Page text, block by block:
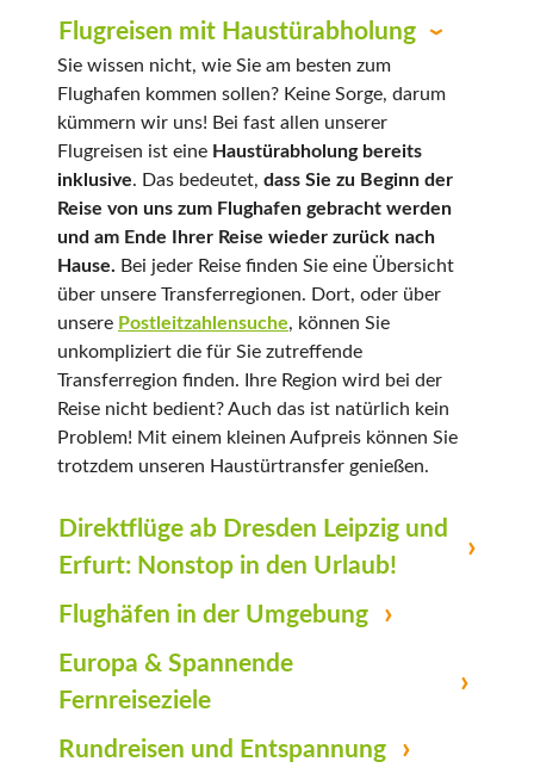
Flugreisen mit Haustürabholung
Sie wissen nicht, wie Sie am besten zum
Flughafen kommen sollen? Keine Sorge, darum
kümmern wir uns! Bei fast allen unserer
Flugreisen ist eine Haustürabholung bereits
inklusive. Das bedeutet, dass Sie zu Beginn der
Reise von uns zum Flughafen gebracht werden
und am Ende Ihrer Reise wieder zurück nach
Hause. Bei jeder Reise finden Sie eine Übersicht
über unsere Transferregionen. Dort, oder über
unsere Postleitzahlensuche, können Sie
unkompliziert die für Sie zutreffende
Transferregion finden. Ihre Region wird bei der
Reise nicht bedient? Auch das ist natürlich kein
Problem! Mit einem kleinen Aufpreis können Sie
trotzdem unseren Haustürtransfer genießen.
Direktflüge ab Dresden Leipzig und
Erfurt: Nonstop in den Urlaub!
Flughäfen in der Umgebung
Europa & Spannende
Fernreiseziele
Rundreisen und Entspannung